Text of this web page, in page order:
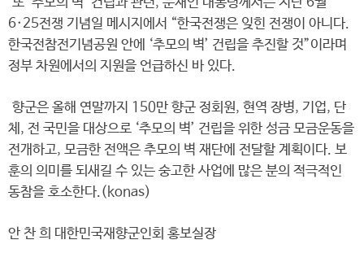
6·25전쟁 기념일 메시지에서 “한국전쟁은 잊힌 전쟁이 아니다.
한국전참전기념공원 안에 ‘추모의 벽’ 건립을 추진할 것”이라며
정부 차원에서의 지원을 언급하신 바 있다.
향군은 올해 연말까지 150만 향군 정회원, 현역 장병, 기업, 단
체, 전 국민을 대상으로 ‘추모의 벽’ 건립을 위한 성금 모금운동을
전개하고, 모금한 전액은 추모의 벽 재단에 전달할 계획이다. 보
훈의 의미를 되새길 수 있는 숭고한 사업에 많은 분의 적극적인
동참을 호소한다.(konas)
안 찬 희 대한민국재향군인회 홍보실장